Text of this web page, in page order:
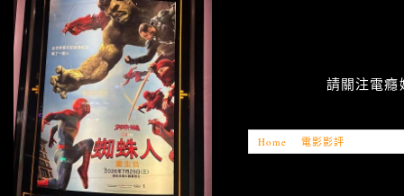
請關注電
Home 電影影評